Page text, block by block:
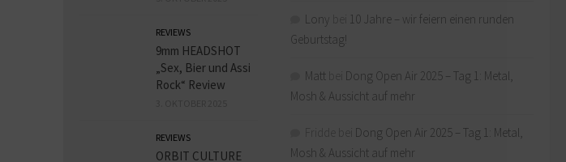
Lony
10 Jahre – wir feiern einen runden
Geburtstag!
Matt
Dong Open Air 2025 – Tag 1: Metal,
Mosh & Aussicht auf mehr
Dong Open Air 2025 – Tag 1: Metal,
Mosh & Aussicht auf mehr
REVIEWS
9mm HEADSHOT
„Sex, Bier und Assi
Rock“ Review
REVIEWS
ORBIT CULTURE